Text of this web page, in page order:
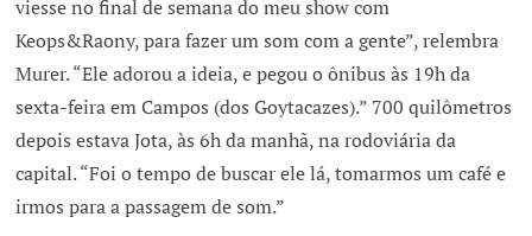
viesse no final de semana do meu show com
Keops&Raony, para fazer um som com a gente”, relembra
Murer. “Ele adorou a ideia, e pegou o ônibus às 19h da
sexta-feira em Campos (dos Goytacazes).” 700 quilômetros
depois estava Jota, às 6h da manhã, na rodoviária da
capital. “Foi o tempo de buscar ele lá, tomarmos um café e
irmos para a passagem de som.”